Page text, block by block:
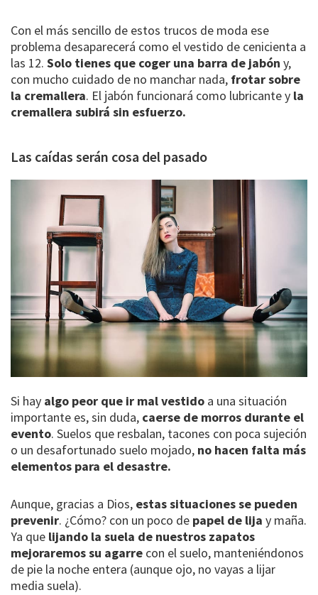
Con el más sencillo de estos trucos de moda ese
problema desaparecerá como el vestido de cenicienta a
las 12. Solo tienes que coger una barra de jabón y,
con mucho cuidado de no manchar nada, frotar sobre
la cremallera. El jabón funcionará como lubricante y la
cremallera subirá sin esfuerzo.
Las caídas serán cosa del pasado
Si hay algo peor que ir mal vestido a una situación
importante es, sin duda, caerse de morros durante el
evento. Suelos que resbalan, tacones con poca sujeción
o un desafortunado suelo mojado, no hacen falta más
elementos para el desastre.
Aunque, gracias a Dios, estas situaciones se pueden
prevenir. ¿Cómo? con un poco de papel de lija y maña.
Ya que lijando la suela de nuestros zapatos
mejoraremos su agarre con el suelo, manteniéndonos
de pie la noche entera (aunque ojo, no vayas a lijar
media suela).